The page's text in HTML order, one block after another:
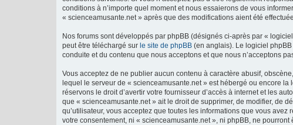
conditions à n’importe quel moment et nous essaierons de vous
« scienceamusante.net » après que des modifications aient été
Nos forums sont développés par phpBB (désignés ci-après par «
peut être téléchargé sur le site de phpBB (en anglais). Le logiciel
conduite et du contenu que nous acceptons et que nous n’acceptons
Vous acceptez de ne publier aucun contenu à caractère abusif,
lequel le serveur de « scienceamusante.net » est hébergé ou encore
réservons le droit d’avertir votre fournisseur d’accès à internet et les
que « scienceamusante.net » ait le droit de supprimer, de modifier, de
qu’utilisateur, vous acceptez que toutes les informations que vous
votre consentement, ni « scienceamusante.net », ni phpBB, ne